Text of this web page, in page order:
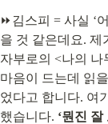
⏩김스피 = 사실 ‘
을 것 같은데요. 제
자부로의 <나의 나
마음이 드는데 읽
었다고 합니다. 여
했습니다. ‘뭔진